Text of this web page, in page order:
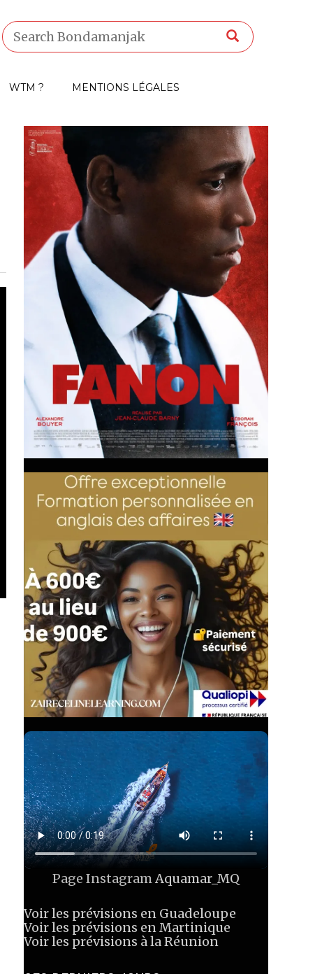
WTM ? MENTIONS LÉGALES
Page InstagramAquamar_MQ
Voir les prévisions en Guadeloupe
Voir les prévisions en Martinique
Voir les prévisions à la Réunion